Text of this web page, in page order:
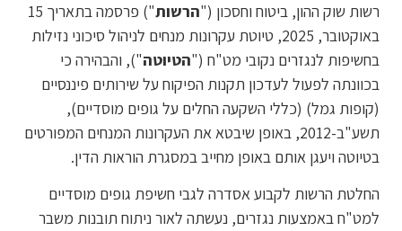
רשות שוק ההון, ביטוח וחסכון ("הרשות
") פרסמה בתאריך 15
באוקטובר, 2025, טיוטת עקרונות מנחים לניהול סיכוני נזילות
בחשיפות לנגזרים נקובי מט"ח ("הטיוטה"), והבהירה כי
בכוונתה לפעול לעדכון תקנות הפיקוח על שירותים פיננסיים
(קופות גמל) (כללי השקעה החלים על גופים מוסדיים),
תשע"ב-2012, באופן שיבטא את העקרונות המנחים המפורטים
בטיוטה ויעגן אותם באופן מחייב במסגרת הוראות הדין.
החלטת הרשות לקבוע אסדרה לגבי חשיפת גופים מוסדיים
למט"ח באמצעות נגזרים, נעשתה לאור ניתוח תובנות משבר